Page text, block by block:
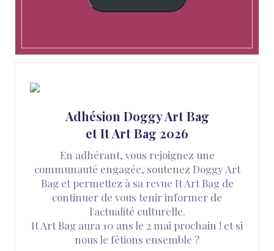
Adhésion Doggy Art Bag
et It Art Bag 2026
En adhérant, vous rejoignez une
communauté engagée, soutenez Doggy Art
Bag et permettez à sa revue It Art Bag de
continuer de vous tenir informer de
l'actualité culturelle.
It Art Bag aura 10 ans le 2 mai prochain ! et si
nous le fêtions ensemble ?